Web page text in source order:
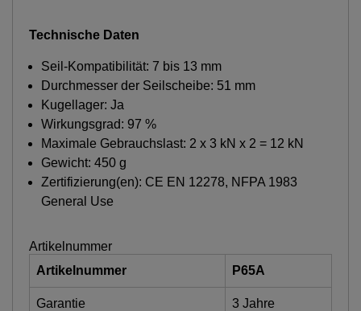
Technische Daten
Seil-Kompatibilität: 7 bis 13 mm
Durchmesser der Seilscheibe: 51 mm
Kugellager: Ja
Wirkungsgrad: 97 %
Maximale Gebrauchslast: 2 x 3 kN x 2 = 12 kN
Gewicht: 450 g
Zertifizierung(en): CE EN 12278, NFPA 1983
General Use
Artikelnummer
Artikelnummer
P65A
Garantie 3 Jahre